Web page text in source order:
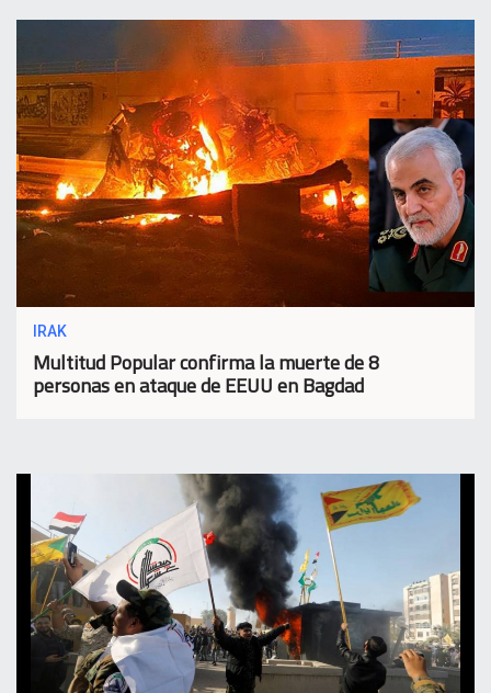
IRAK
Multitud Popular confirma la muerte de 8
personas en ataque de EEUU en Bagdad